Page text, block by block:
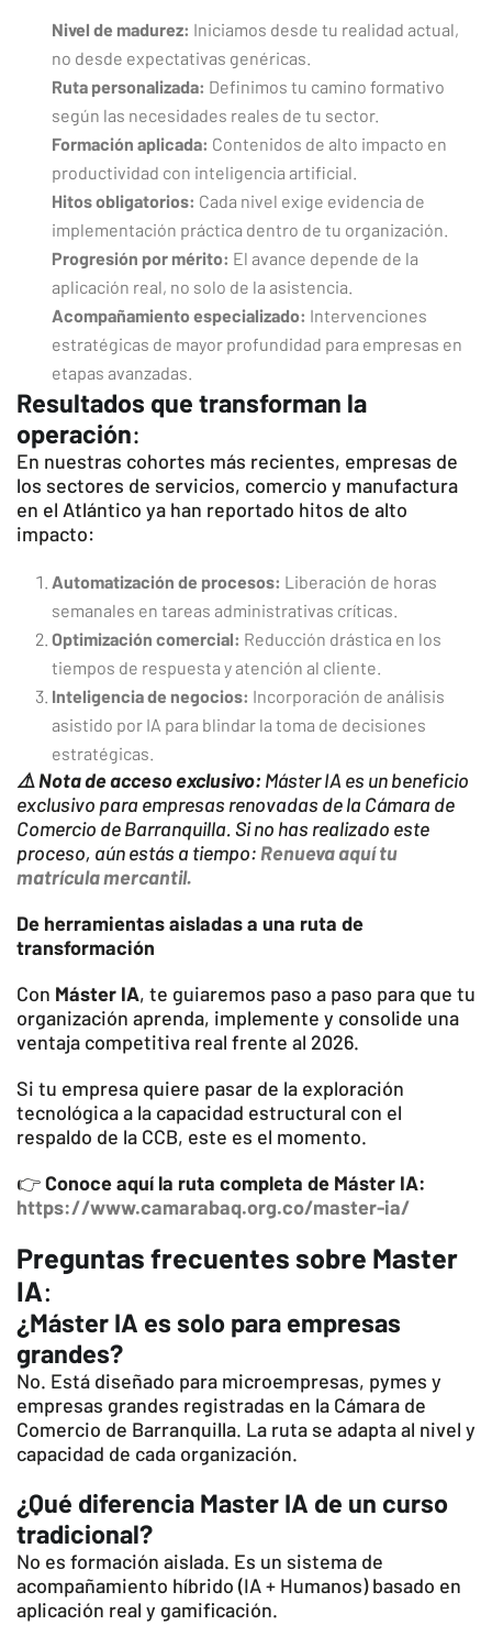
Nivel de madurez: Iniciamos desde tu realidad actual,
no desde expectativas genéricas.
Ruta personalizada: Definimos tu camino formativo
según las necesidades reales de tu sector.
Formación aplicada: Contenidos de alto impacto en
productividad con inteligencia artificial.
Hitos obligatorios: Cada nivel exige evidencia de
implementación práctica dentro de tu organización.
Progresión por mérito: El avance depende de la
aplicación real, no solo de la asistencia.
Acompañamiento especializado: Intervenciones
estratégicas de mayor profundidad para empresas en
etapas avanzadas.
Resultados que transforman la
operación:
En nuestras cohortes más recientes, empresas de
los sectores de servicios, comercio y manufactura
en el Atlántico ya han reportado hitos de alto
impacto:
Automatización de procesos: Liberación de horas
semanales en tareas administrativas críticas.
Optimización comercial: Reducción drástica en los
tiempos de respuesta y atención al cliente.
Inteligencia de negocios: Incorporación de análisis
asistido por IA para blindar la toma de decisiones
estratégicas.
⚠️ Nota de acceso exclusivo: Máster IA es un beneficio
exclusivo para empresas renovadas de la Cámara de
Comercio de Barranquilla. Si no has realizado este
proceso, aún estás a tiempo: Renueva aquí tu
matrícula mercantil.
De herramientas aisladas a una ruta de
transformación
Con Máster IA, te guiaremos paso a paso para que tu
organización aprenda, implemente y consolide una
ventaja competitiva real frente al 2026.
Si tu empresa quiere pasar de la exploración
tecnológica a la capacidad estructural con el
respaldo de la CCB, este es el momento.
👉Conoce aquí la ruta completa de Máster IA:
https://www.camarabaq.org.co/master-ia/
Preguntas frecuentes sobre Master
IA:
¿Máster IA es solo para empresas
grandes?
No. Está diseñado para microempresas, pymes y
empresas grandes registradas en la Cámara de
Comercio de Barranquilla. La ruta se adapta al nivel y
capacidad de cada organización.
¿Qué diferencia Master IA de un curso
tradicional?
No es formación aislada. Es un sistema de
acompañamiento híbrido (IA + Humanos) basado en
aplicación real y gamificación.